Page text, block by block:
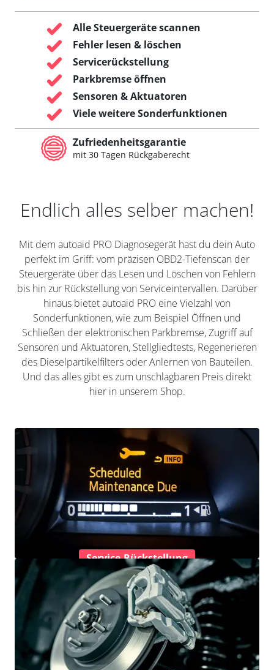
Alle Steuergeräte scannen
Fehler lesen & löschen
Servicerückstellung
Parkbremse öffnen
Sensoren & Aktuatoren
Viele weitere Sonderfunktionen
Zufriedenheitsgarantie
mit 30 Tagen Rückgaberecht
Endlich alles selber machen!
Mit dem autoaid PRO Diagnosegerät hast du dein Auto
perfekt im Griff: vom präzisen OBD2-Tiefenscan der
Steuergeräte über das Lesen und Löschen von Fehlern
bis hin zur Rückstellung von Serviceintervallen. Darüber
hinaus bietet autoaid PRO eine Vielzahl von
Sonderfunktionen, wie zum Beispiel Öffnen und
Schließen der elektronischen Parkbremse, Zugriff auf
Sensoren und Aktuatoren, Stellgliedtests, Regenerieren
des Dieselpartikelfilters oder Anlernen von Bauteilen.
Und das alles gibt es zum unschlagbaren Preis direkt
hier in unserem Shop.
Service-Rückstellung